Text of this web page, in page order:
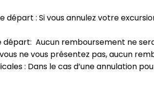
départ : Si vous annulez votre
départ: Aucun remboursement ne
ne vous présentez pas, aucun
: Dans le cas d’une annulation